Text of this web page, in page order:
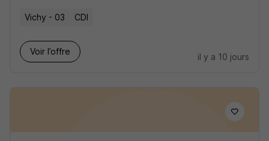
Vichy - 03 CDI
Voir l’offre
il y a 10 jours